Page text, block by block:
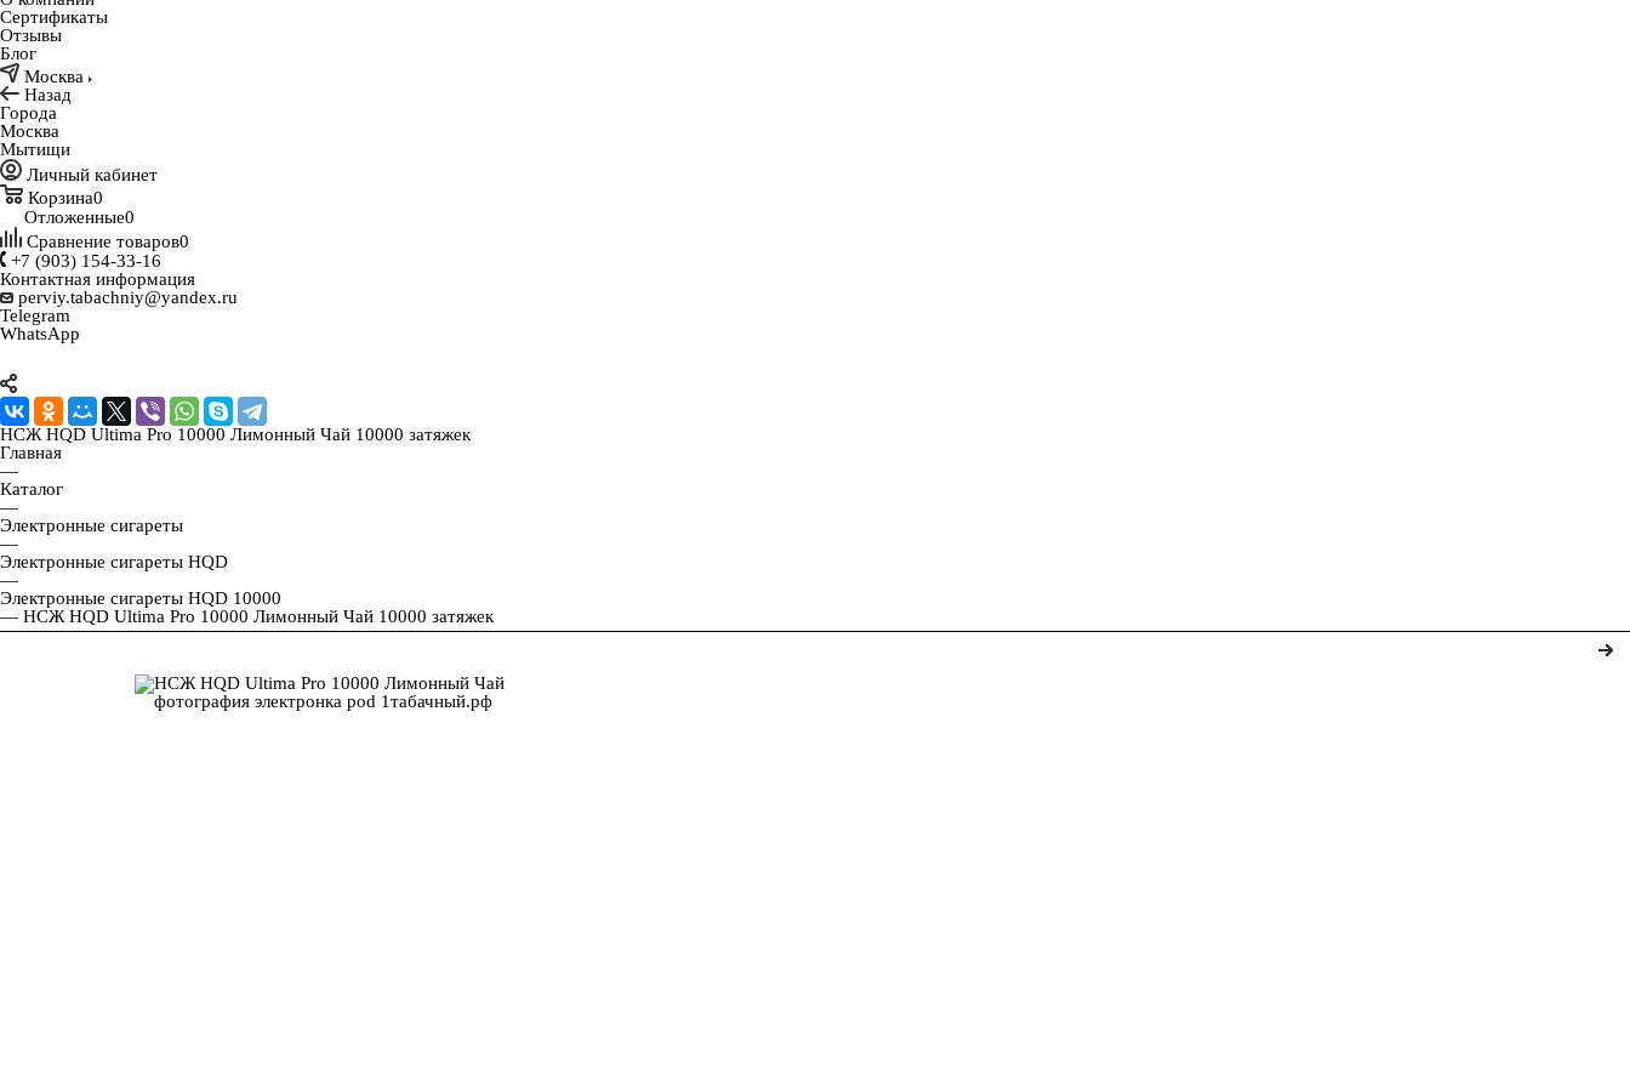
Сертификаты
Отзывы
Блог
Москва
Назад
Города
Москва
Мытищи
Личный кабинет
Корзина0
Отложенные0
Сравнение товаров0
+7 (903) 154-33-16
Контактная информация
perviy.tabachniy@yandex.ru
Telegram
WhatsApp
НСЖ HQD Ultima Pro 10000 Лимонный Чай 10000 затяжек
Главная
—
Каталог
—
Электронные сигареты
—
Электронные сигареты HQD
—
Электронные сигареты HQD 10000
— НСЖ HQD Ultima Pro 10000 Лимонный Чай 10000 затяжек